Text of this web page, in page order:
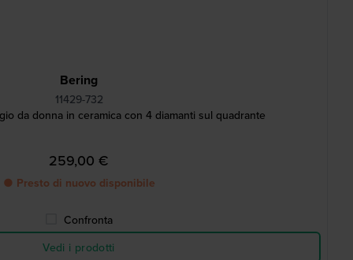
Bering
11429-732
da donna in ceramica con 4 diamanti sul quadrante
259,00 €
● Presto di nuovo disponibile
Confronta
Vedi i prodotti